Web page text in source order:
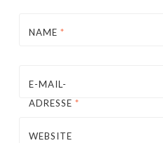
NAME *
E-MAIL-
ADRESSE *
WEBSITE